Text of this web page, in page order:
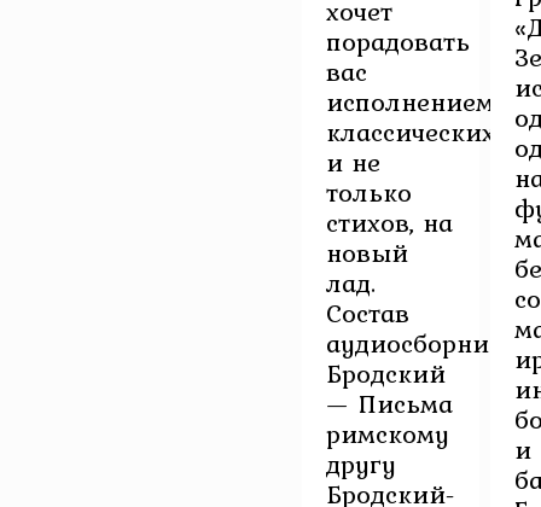
хочет
порадовать
вас
исполнением
классических
и не
только
стихов, на
новый
лад.
Состав
аудиосборника:
Бродский
— Письма
римскому
другу
Бродский-
и